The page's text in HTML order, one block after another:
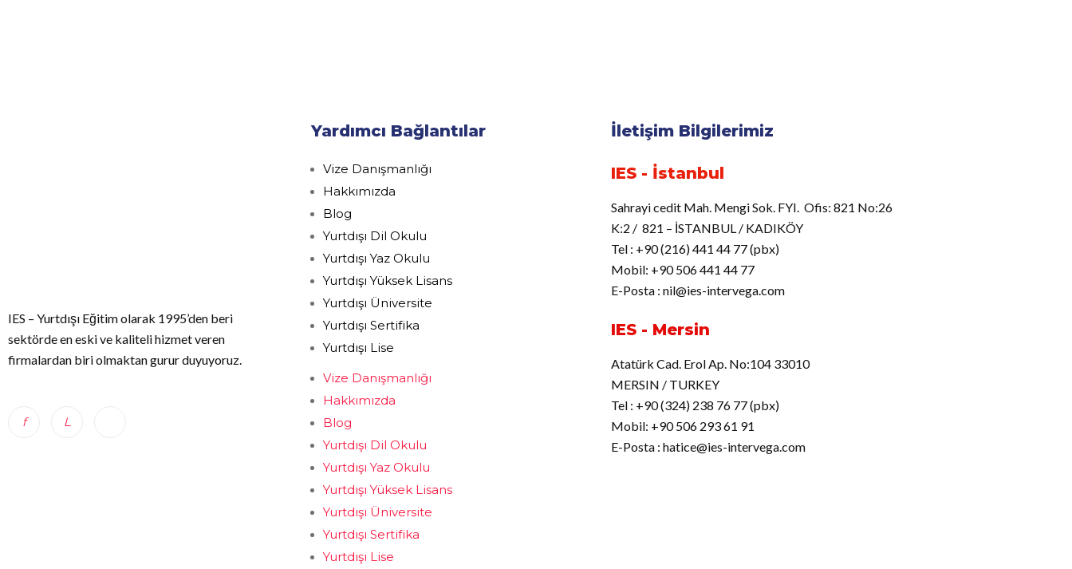
IES – Yurtdışı Eğitim olarak 1995’den beri
sektörde en eski ve kaliteli hizmet veren
firmalardan biri olmaktan gurur duyuyoruz.
Yardımcı Bağlantılar
Vize Danışmanlığı
Hakkımızda
Blog
Yurtdışı Dil Okulu
Yurtdışı Yaz Okulu
Yurtdışı Yüksek Lisans
Yurtdışı Üniversite
Yurtdışı Sertifika
Yurtdışı Lise
Vize Danışmanlığı
Hakkımızda
Blog
Yurtdışı Dil Okulu
Yurtdışı Yaz Okulu
Yurtdışı Yüksek Lisans
Yurtdışı Üniversite
Yurtdışı Sertifika
Yurtdışı Lise
İletişim Bilgilerimiz
IES - İstanbul
Sahrayi cedit Mah. Mengi Sok. FYI. Ofis: 821 No:26
K:2 / 821 – İSTANBUL / KADIKÖY
Tel : +90 (216) 441 44 77 (pbx)
Mobil: +90 506 441 44 77
E-Posta : nil@ies-intervega.com
IES - Mersin
Atatürk Cad. Erol Ap. No:104 33010
MERSIN / TURKEY
Tel : +90 (324) 238 76 77 (pbx)
Mobil: +90 506 293 61 91
E-Posta : hatice@ies-intervega.com